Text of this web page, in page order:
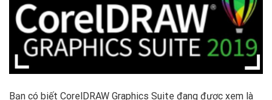
Bạn có biết CorelDRAW Graphics Suite đang được xem là